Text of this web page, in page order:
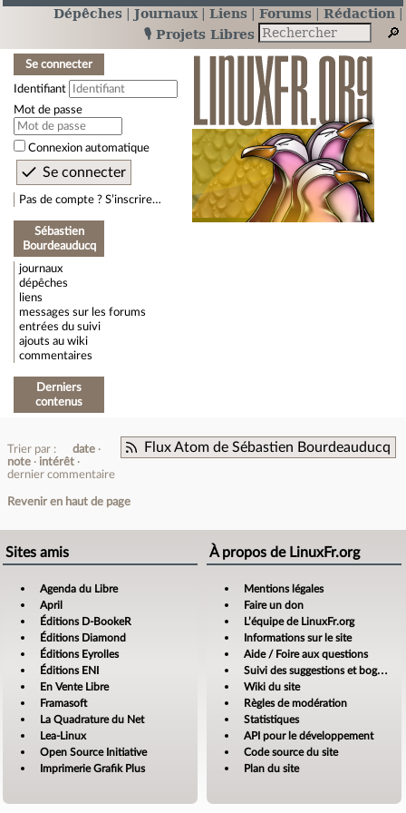
Dépêches Journaux Liens Forums
Rédaction
🎙️ Projets Libres
Se connecter
Identifiant
Mot de passe
Connexion automatique
Pas de compte ? S’inscrire…
Sébastien
Bourdeauducq
journaux
dépêches
liens
messages sur les forums
entrées du suivi
ajouts au wiki
commentaires
Derniers
contenus
Flux Atom de Sébastien Bourdeauducq
Trier par :
date
note
intérêt
dernier commentaire
Revenir en haut de page
Sites amis
Agenda du Libre
April
Éditions D-BookeR
Éditions Diamond
Éditions Eyrolles
Éditions ENI
En Vente Libre
Framasoft
La Quadrature du Net
Lea-Linux
Open Source Initiative
Imprimerie Grafik Plus
À propos de LinuxFr.org
Mentions légales
Faire un don
L’équipe de LinuxFr.org
Informations sur le site
Aide / Foire aux questions
Suivi des suggestions et bogues
Wiki du site
Règles de modération
Statistiques
API pour le développement
Code source du site
Plan du site